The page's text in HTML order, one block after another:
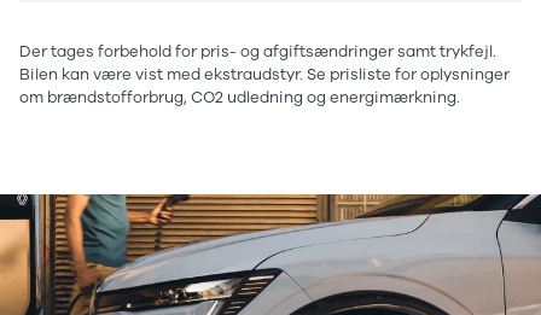
Der tages forbehold for pris- og afgiftsændringer samt trykfejl.
Bilen kan være vist med ekstraudstyr. Se prisliste for oplysninger
om brændstofforbrug, CO2 udledning og energimærkning.